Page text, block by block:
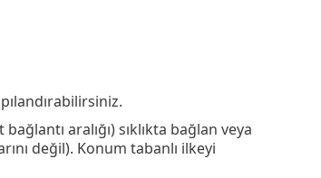
bağlantı aralığı) sıklıkta bağlan veya
değil). Konum tabanlı ilkeyi